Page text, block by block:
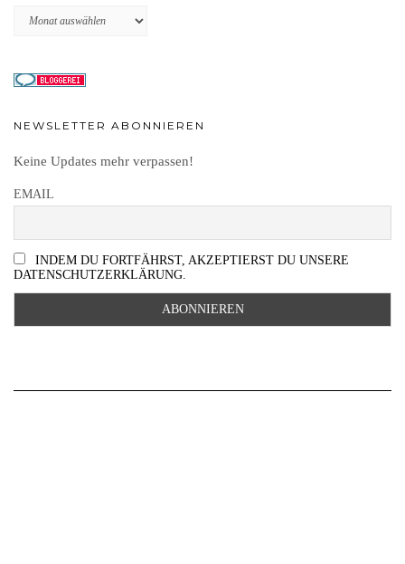
Archiv
NEWSLETTER ABONNIEREN
Keine Updates mehr verpassen!
EMAIL
INDEM DU FORTFÄHRST, AKZEPTIERST DU UNSERE
DATENSCHUTZERKLÄRUNG.